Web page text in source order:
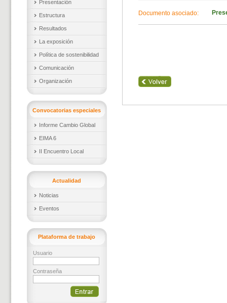
Presentación
Estructura
Resultados
La exposición
Política de sostenibilidad
Comunicación
Organización
Convocatorias especiales
Informe Cambio Global
EIMA 6
II Encuentro Local
Actualidad
Noticias
Eventos
Plataforma de trabajo
Usuario
Contraseña
Documento asociado: